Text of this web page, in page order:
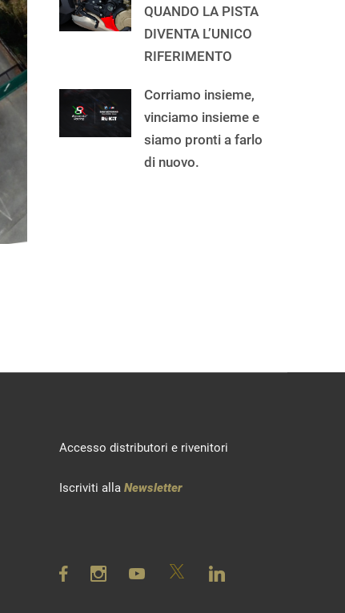
QUANDO LA PISTA
DIVENTA L’UNICO
RIFERIMENTO
Corriamo insieme,
vinciamo insieme e
siamo pronti a farlo
di nuovo.
Accesso distributori e rivenitori
Iscriviti alla Newsletter